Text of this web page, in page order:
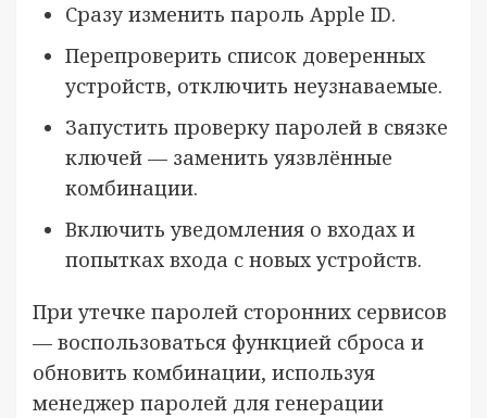
Сразу изменить пароль Apple ID.
Перепроверить список доверенных
устройств, отключить неузнаваемые.
Запустить проверку паролей в связке
ключей — заменить уязвлённые
комбинации.
Включить уведомления о входах и
попытках входа с новых устройств.
При утечке паролей сторонних сервисов
— воспользоваться функцией сброса и
обновить комбинации, используя
менеджер паролей для генерации